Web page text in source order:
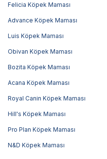
Felicia Köpek Maması
Advance Köpek Maması
Luis Köpek Maması
Obivan Köpek Maması
Bozita Köpek Maması
Acana Köpek Maması
Royal Canin Köpek Maması
Hill's Köpek Maması
Pro Plan Köpek Maması
N&D Köpek Maması